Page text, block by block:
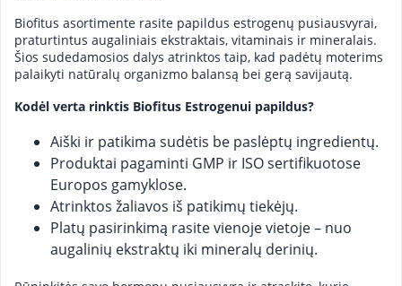
Biofitus asortimente rasite papildus estrogenų pusiausvyrai,
praturtintus augaliniais ekstraktais, vitaminais ir mineralais.
Šios sudedamosios dalys atrinktos taip, kad padėtų moterims
palaikyti natūralų organizmo balansą bei gerą savijautą.
Kodėl verta rinktis Biofitus Estrogenui papildus?
Aiški ir patikima sudėtis be paslėptų ingredientų.
Produktai pagaminti GMP ir ISO sertifikuotose
Europos gamyklose.
Atrinktos žaliavos iš patikimų tiekėjų.
Platų pasirinkimą rasite vienoje vietoje – nuo
augalinių ekstraktų iki mineralų derinių.